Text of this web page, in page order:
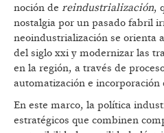
noción de reindustrialización,
nostalgia por un pasado fabril
neoindustrialización se orienta
del siglo xxi y modernizar las
en la región, a través de
automatización e
En este marco, la política
estratégicos que combinen